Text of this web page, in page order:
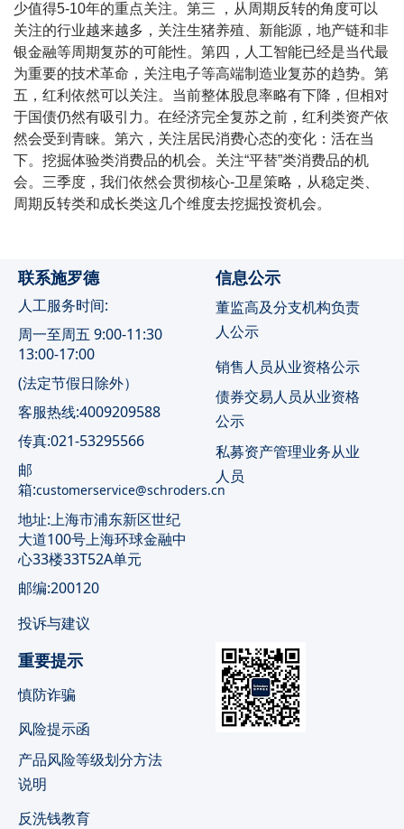
少值得5-10年的重点关注。第三 ，从周期反转的角度可以
关注的行业越来越多，关注生猪养殖、新能源，地产链和非
银金融等周期复苏的可能性。第四，人工智能已经是当代最
为重要的技术革命，关注电子等高端制造业复苏的趋势。第
五，红利依然可以关注。当前整体股息率略有下降，但相对
于国债仍然有吸引力。在经济完全复苏之前，红利类资产依
然会受到青睐。第六，关注居民消费心态的变化：活在当
下。挖掘体验类消费品的机会。关注“平替”类消费品的机
会。三季度，我们依然会贯彻核心-卫星策略，从稳定类、
周期反转类和成长类这几个维度去挖掘投资机会。
联系施罗德
人工服务时间:
周一至周五 9:00-11:30
13:00-17:00
(法定节假日除外）
客服热线:4009209588
传真:021-53295566
邮
箱:customerservice@schroders.cn
地址:上海市浦东新区世纪
大道100号上海环球金融中
心33楼33T52A单元
邮编:200120
投诉与建议
信息公示
董监高及分支机构负责
人公示
销售人员从业资格公示
债券交易人员从业资格
公示
私募资产管理业务从业
人员
重要提示
慎防诈骗
风险提示函
产品风险等级划分方法
说明
反洗钱教育